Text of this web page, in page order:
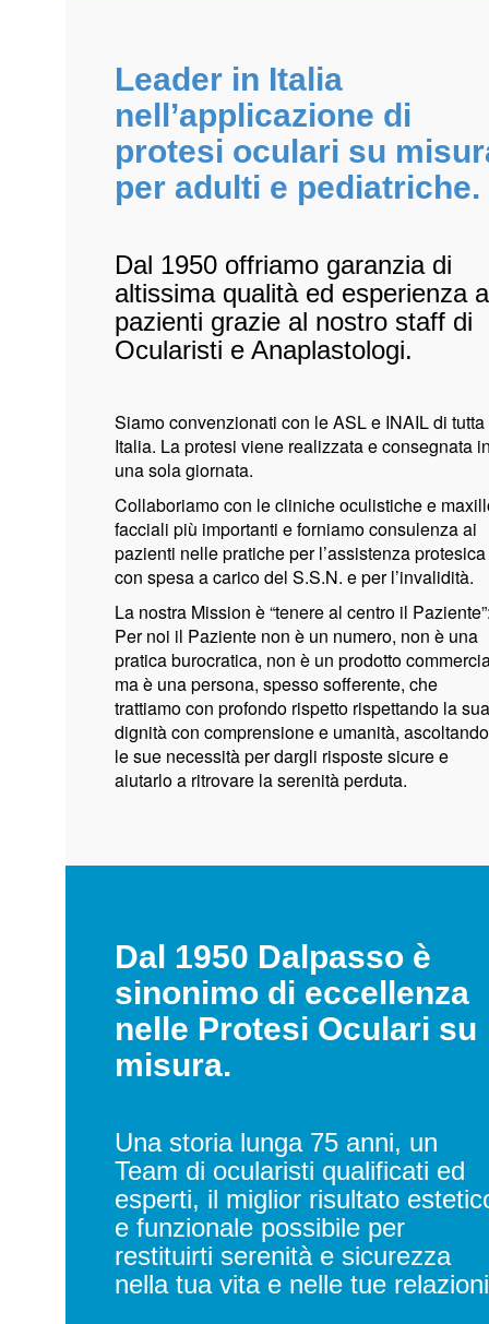
Leader in Italia
nell’applicazione di
protesi oculari su
per adulti e pediatriche.
Dal 1950 offriamo garanzia di
altissima qualità ed esperienza
pazienti grazie al nostro staff di
Ocularisti e Anaplastologi.
Siamo convenzionati con le ASL e INAIL di tutta
Italia. La protesi viene realizzata e consegnata
una sola giornata.
Collaboriamo con le cliniche oculistiche e
facciali più importanti e forniamo consulenza ai
pazienti nelle pratiche per l’assistenza protesica
con spesa a carico del S.S.N. e per l’invalidità.
La nostra Mission è “tenere al centro il
Per noi il Paziente non è un numero, non è una
pratica burocratica, non è un prodotto
ma è una persona, spesso sofferente, che
trattiamo con profondo rispetto rispettando la sua
dignità con comprensione e umanità, ascoltando
le sue necessità per dargli risposte sicure e
aiutarlo a ritrovare la serenità perduta.
Dal 1950 Dalpasso è
sinonimo di eccellenza
nelle Protesi Oculari su
misura.
Una storia lunga 75 anni, un
Team di ocularisti qualificati ed
esperti, il miglior risultato
e funzionale possibile per
restituirti serenità e sicurezza
nella tua vita e nelle tue